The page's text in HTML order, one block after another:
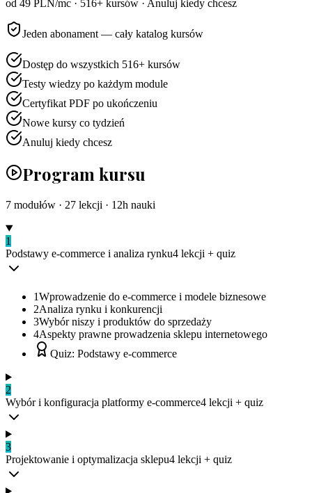
od 49 PLN/mc · 516+ kursów · Anuluj kiedy chcesz
Jeden abonament — cały katalog kursów
Dostęp do wszystkich 516+ kursów
Testy wiedzy po każdym module
Certyfikat PDF po ukończeniu
Nowe kursy co tydzień
Anuluj kiedy chcesz
Program kursu
7 modułów · 27 lekcji · 12h nauki
1
Podstawy e-commerce i analiza rynku4 lekcji + quiz
1Wprowadzenie do e-commerce i modele biznesowe
2Analiza rynku i konkurencji
3Wybór niszy i produktów do sprzedaży
4Aspekty prawne prowadzenia sklepu internetowego
Quiz: Podstawy e-commerce
2
Wybór i konfiguracja platformy e-commerce4 lekcji + quiz
3
Projektowanie i optymalizacja sklepu4 lekcji + quiz